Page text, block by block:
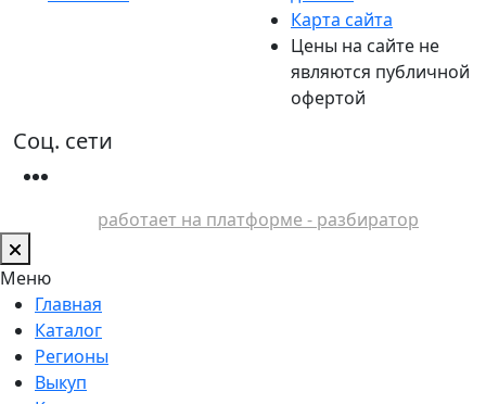
Карта сайта
Цены на сайте не
являются публичной
офертой
Соц. сети
работает на платформе - разбиратор
Меню
Главная
Каталог
Регионы
Выкуп